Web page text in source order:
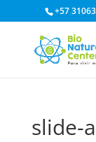
+57
slide-